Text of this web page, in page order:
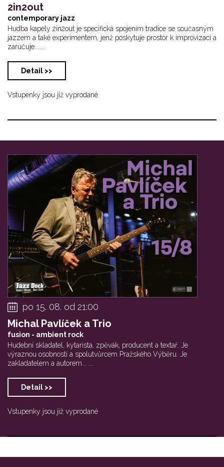
2in2out
contemporary jazz
Hudba kapely 2in2out je specifická spojením tradice se současným
jazzem a také experimentem, jenž poskytuje prostor k improvizaci a
zaručuje... ...
Detail >>
Vstupenky jsou již vyprodané
po 15. 08. od 21:00
Michal Pavlíček a Trio
fusion - ambient rock
Hudební skladatel, kytarista, zpěvák, producent a textař. Je
výraznou osobností a spolutvůrcem Pražského Výběru. Je
zakladatelem a autorem... ...
Detail >>
Vstupenky jsou již vyprodané